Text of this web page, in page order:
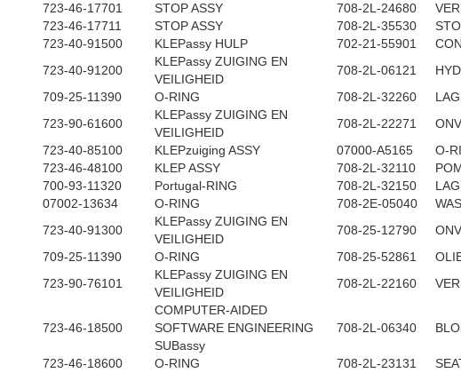
723-46-17701
STOP ASSY 708-2L-24680
723-46-17711
STOP ASSY 708-2L-35530
723-40-91500
KLEPassy HULP 702-21-55901
723-40-91200
KLEPassy ZUIGING EN
VEILIGHEID
708-2L-06121
709-25-11390
O-RING 708-2L-32260
723-90-61600
KLEPassy ZUIGING EN
VEILIGHEID
708-2L-22271
723-40-85100
KLEPzuiging ASSY 07000-A5165
O-
723-46-48100
KLEP ASSY 708-2L-32110
700-93-11320
Portugal-RING 708-2L-32150
07002-13634
O-RING 708-2E-05040
723-40-91300
KLEPassy ZUIGING EN
VEILIGHEID
708-25-12790
709-25-11390
O-RING 708-25-52861
723-90-76101
KLEPassy ZUIGING EN
VEILIGHEID
708-2L-22160
723-46-18500
COMPUTER-AIDED
SOFTWARE ENGINEERING
SUBassy
708-2L-06340
723-46-18600 O-RING 708-2L-23131